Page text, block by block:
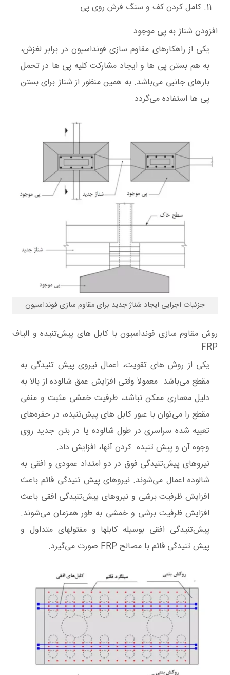
کامل کردن کف و سنگ فرش روی پی
افزودن شناژ به پی موجود
یکی از راهکارهای مقاوم سازی فونداسیون در برابر لغزش،
به هم بستن پی ها و ایجاد مشارکت کلیه پی ها در تحمل
بارهای جانبی می‌باشد. به همین منظور از شناژ برای بستن
پی ها استفاده می‌گردد.
جزئیات اجرایی ایجاد شناژ جدید برای مقاوم سازی فونداسیون
روش مقاوم سازی فونداسیون با کابل های پیش‌تنیده و الیاف
FRP
یکی از روش های تقویت، اعمال نیروی پیش تنیدگی به
مقطع می‌باشد. معمولاً وقتی افزایش عمق شالوده از بالا به
دلیل معماری ممکن نباشد، ظرفیت خمشی مثبت و منفی
مقطع را می‌توان با عبور کابل های پیش‌تنیده، در حفره‌های
تعبیه شده سراسری در طول شالوده یا در بتن جدید روی
وجوه آن و پیش تنیده کردن آنها، افزایش داد.
نیروهای پیش‌تنیدگی فوق در دو امتداد عمودی و افقی به
شالوده اعمال می‌شوند. نیروهای پیش تنیدگی قائم باعث
افزایش ظرفیت برشی و نیروهای پیش‌تنیدگی افقی باعث
افزایش ظرفیت برشی و خمشی به طور همزمان می‌شوند.
پیش‌تنیدگی افقی بوسیله کابلها و مفتولهای متداول و
پیش تنیدگی قائم با مصالح FRP صورت می‌گیرد.